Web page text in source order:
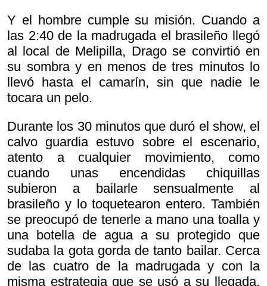
Y el hombre cumple su misión. Cuando a
las 2:40 de la madrugada el brasileño llegó
al local de Melipilla, Drago se convirtió en
su sombra y en menos de tres minutos lo
llevó hasta el camarín, sin que nadie le
tocara un pelo.
Durante los 30 minutos que duró el show, el
calvo guardia estuvo sobre el escenario,
atento a cualquier movimiento, como
cuando unas encendidas chiquillas
subieron a bailarle sensualmente al
brasileño y lo toquetearon entero. También
se preocupó de tenerle a mano una toalla y
una botella de agua a su protegido que
sudaba la gota gorda de tanto bailar. Cerca
de las cuatro de la madrugada y con la
misma estrategia que se usó a su llegada,